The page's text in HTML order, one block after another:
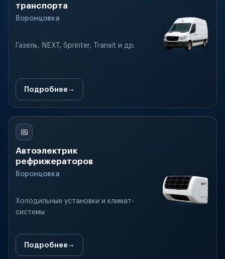
транспорта
Воронцовка
Газель, NEXT, Sprinter, Transit и др.
Подробнее
Автоэлектрик
рефрижераторов
Воронцовка
Холодильные установки и климат-
системы
Подробнее